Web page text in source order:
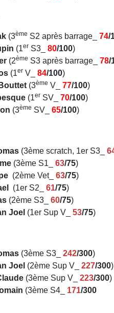
(3ème S2 après barrage_ 74/
(1er S3_ 80/100)
(2ème S3 après barrage_ 78/
(1er V_ 84/100)
(3ème V_ 77/100)
(1er SV_ 70/100)
(3ème SV_ 65/100)
(3ème scratch, 1er S3_
(3ème S1_ 63/75)
(2ème Vet_ 63/75)
(1er S2_ 61/75)
(2ème S3_ 60/75)
Joel (1er Sup V_ 53/75)
(3ème S3_ 242/300)
Joel (2ème Sup V_ 227/300)
(3ème Sup V_ 223/300)
(3ème S4_ 171/300